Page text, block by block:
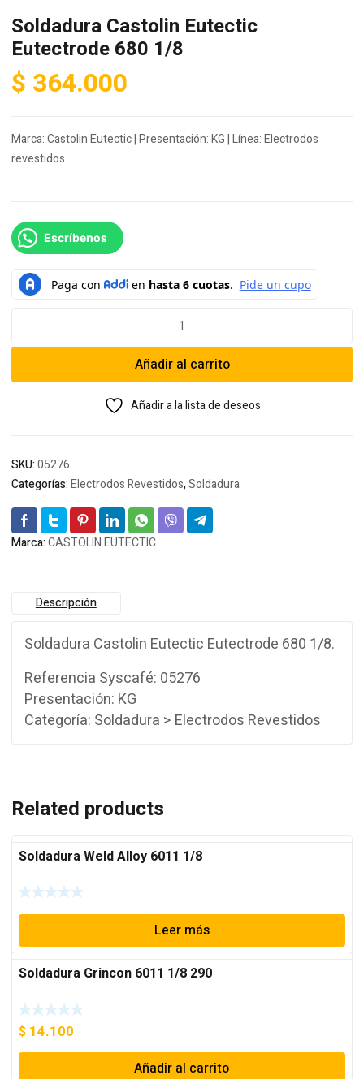
Soldadura Castolin Eutectic
Eutectrode 680 1/8
$ 364.000
Marca: Castolin Eutectic | Presentación: KG | Línea: Electrodos
revestidos.
Escríbenos
Eutectic
680
Añadir al carrito
Añadir a la lista de deseos
SKU:05276
Categorías:Electrodos Revestidos,Soldadura
Marca:CASTOLIN EUTECTIC
Descripción
Soldadura Castolin Eutectic Eutectrode 680 1/8.
Referencia Syscafé: 05276
Presentación: KG
Categoría: Soldadura > Electrodos Revestidos
Related products
Soldadura Weld Alloy 6011 1/8
Leer más
Soldadura Grincon 6011 1/8 290
$ 14.100
Añadir al carrito